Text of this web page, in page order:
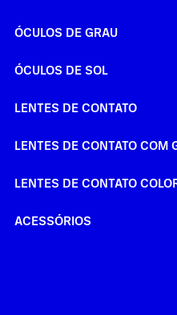
ÓCULOS DE GRAU
ÓCULOS DE SOL
LENTES DE CONTATO
LENTES DE CONTATO COM
LENTES DE CONTATO
ACESSÓRIOS